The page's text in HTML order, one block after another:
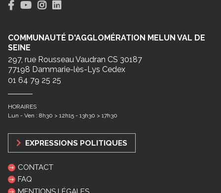
COMMUNAUTÉ D'AGGLOMÉRATION MELUN VAL DE
SEINE
297, rue Rousseau Vaudran CS 30187
77198 Dammarie-lès-Lys Cedex
01 64 79 25 25
HORAIRES
Lun - Ven : 8h30 > 12h15 - 13h30 > 17h30
EXPRESSIONS POLITIQUES
CONTACT
FAQ